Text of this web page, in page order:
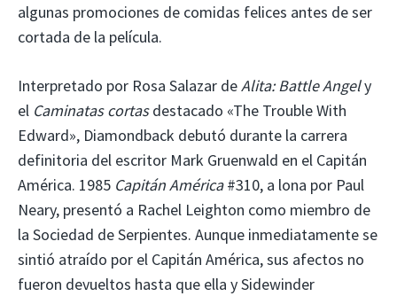
algunas promociones de comidas felices antes de ser
cortada de la película.
Interpretado por Rosa Salazar deAlita: Battle Angely
el Caminatas cortasdestacado «The Trouble With
Edward», Diamondback debutó durante la carrera
definitoria del escritor Mark Gruenwald en el Capitán
América. 1985 Capitán América#310, a lona por Paul
Neary, presentó a Rachel Leighton como miembro de
la Sociedad de Serpientes. Aunque inmediatamente se
sintió atraído por el Capitán América, sus afectos no
fueron devueltos hasta que ella y Sidewinder